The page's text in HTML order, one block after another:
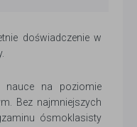
doświadczenie w
nauce na poziomie
Bez najmniejszych
ósmoklasisty